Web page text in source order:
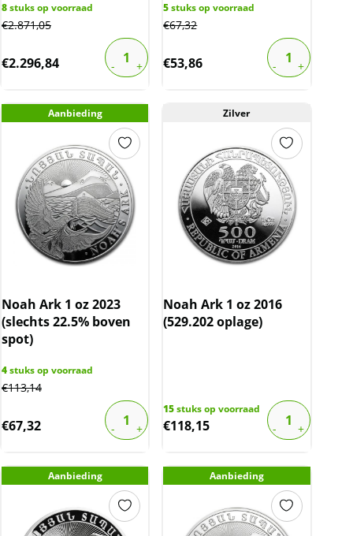
8stuks op voorraad
€2.871,05
€2.296,84
5stuks op voorraad
€67,32
€53,86
Aanbieding
Noah Ark 1 oz 2023
(slechts 22.5% boven
spot)
4stuks op voorraad
€113,14
€67,32
Zilver
Noah Ark 1 oz 2016
(529.202 oplage)
15stuks op voorraad
€118,15
Aanbieding Aanbieding